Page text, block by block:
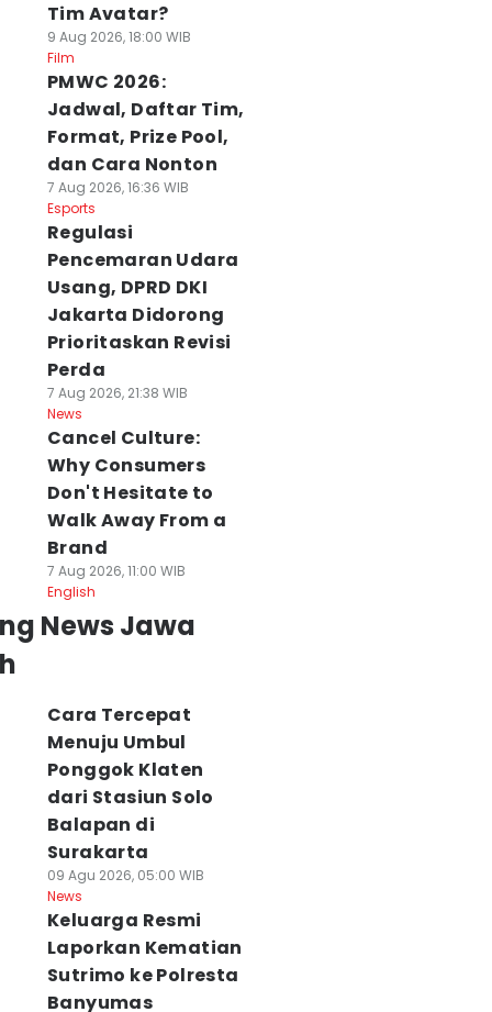
Tim Avatar?
9 Aug 2026, 18:00 WIB
Film
PMWC 2026:
Jadwal, Daftar Tim,
Format, Prize Pool,
dan Cara Nonton
7 Aug 2026, 16:36 WIB
Esports
Regulasi
Pencemaran Udara
Usang, DPRD DKI
Jakarta Didorong
Prioritaskan Revisi
Perda
7 Aug 2026, 21:38 WIB
News
Cancel Culture:
Why Consumers
Don't Hesitate to
Walk Away From a
Brand
7 Aug 2026, 11:00 WIB
English
News Jawa
Cara Tercepat
Menuju Umbul
Ponggok Klaten
dari Stasiun Solo
Balapan di
Surakarta
09 Agu 2026, 05:00 WIB
News
Keluarga Resmi
Laporkan Kematian
Sutrimo ke Polresta
Banyumas